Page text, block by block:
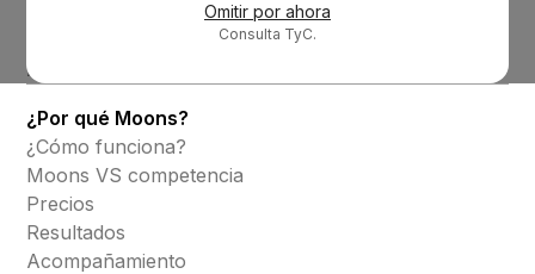
Omitir por ahora
Consulta TyC.
Alineadores invisibles
¿Por qué Moons?
¿Cómo funciona?
Moons VS competencia
Precios
Resultados
Acompañamiento